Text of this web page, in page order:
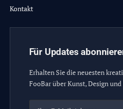
Kontakt
Für Updates
Erhalten Sie die neuesten
FooBar über Kunst, Design und